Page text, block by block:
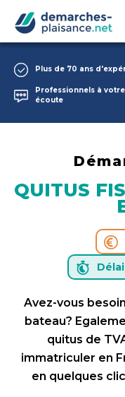
Passer au
Plus de 70 ans
Professionnels à votre
écoute
QUITUS
Avez-vous
bateau?
quitus de
immatriculer en
en quelques